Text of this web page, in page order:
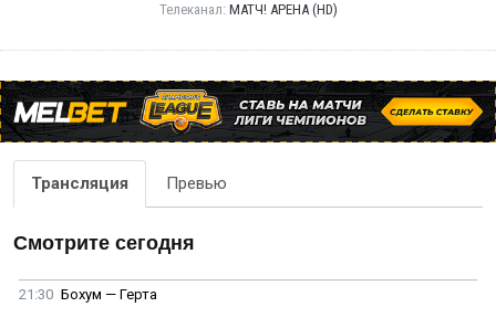
Телеканал: МАТЧ! АРЕНА (HD)
Трансляция Превью
Смотрите сегодня
21:30 Бохум — Герта